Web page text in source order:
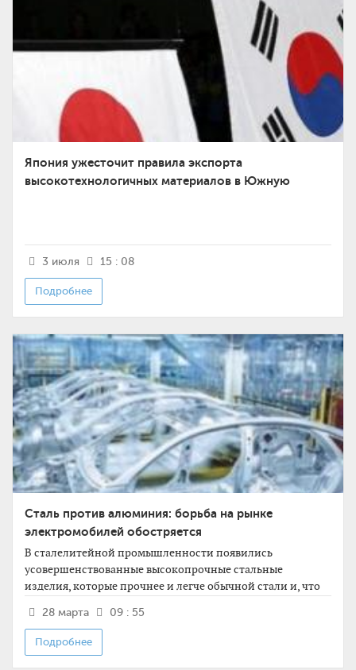
Япония ужесточит правила экспорта
высокотехнологичных материалов в Южную
3 июля 15 : 08
Подробнее
Сталь против алюминия: борьба на рынке
электромобилей обостряется
В сталелитейной промышленности появились
усовершенствованные высокопрочные стальные
изделия, которые прочнее и легче обычной стали и, что
28 марта 09 : 55
Подробнее